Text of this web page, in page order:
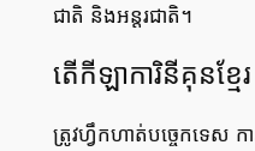
ជាតិ និងអន្តរជាតិ។
តើកីឡាការិនីគុនខ្មែ
ត្រូវហ្វឹកហាត់បច្ចេកទេស ក